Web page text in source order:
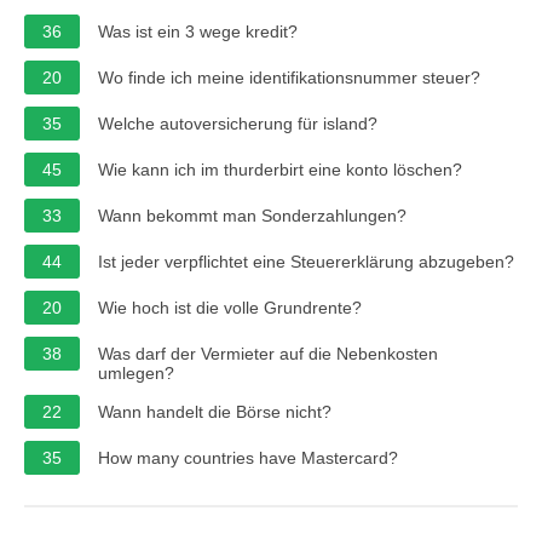
36 Was ist ein 3 wege kredit?
20 Wo finde ich meine identifikationsnummer steuer?
35 Welche autoversicherung für island?
45 Wie kann ich im thurderbirt eine konto löschen?
33 Wann bekommt man Sonderzahlungen?
44 Ist jeder verpflichtet eine Steuererklärung abzugeben?
20 Wie hoch ist die volle Grundrente?
38
Was darf der Vermieter auf die Nebenkosten
umlegen?
22
Wann handelt die Börse nicht?
35 How many countries have Mastercard?